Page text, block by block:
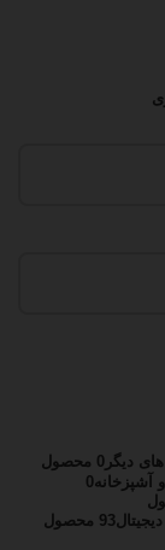
دیگر 0 محصول
آشپزخانه0
93 محصول